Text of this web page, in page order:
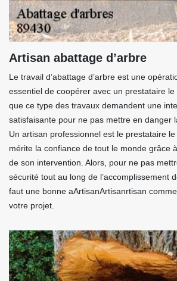
Artisan abattage d’arbre
Le travail d’abattage d’arbre est une
essentiel de coopérer avec un prestataire
que ce type des travaux demandent une
satisfaisante pour ne pas mettre en danger
Un artisan professionnel est le prestataire
mérite la confiance de tout le monde grâce
de son intervention. Alors, pour ne pas
sécurité tout au long de l’accomplissement
faut une bonne aArtisanArtisanrtisan
votre projet.